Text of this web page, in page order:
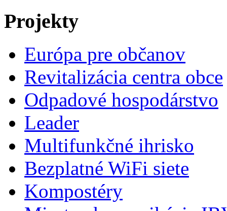
Projekty
Európa pre občanov
Revitalizácia centra obce
Odpadové hospodárstvo
Leader
Multifunkčné ihrisko
Bezplatné WiFi siete
Kompostéry